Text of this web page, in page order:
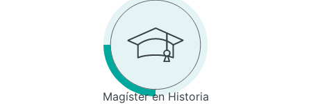
Magíster en Historia